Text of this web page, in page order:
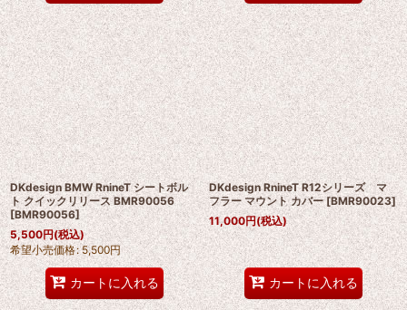
DKdesign BMW RnineT シートボル
ト クイックリリース BMR90056
[BMR90056]
5,500円(税込)
希望小売価格: 5,500円
カートに入れる
DKdesign RnineT R12シリーズ マ
フラー マウント カバー [BMR90023]
11,000円(税込)
カートに入れる